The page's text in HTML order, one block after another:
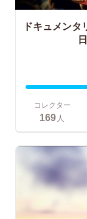
ドキュメンタ
コレクター
169 人